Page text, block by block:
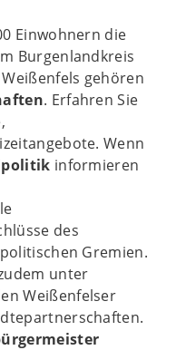
Einwohnern die
Burgenlandkreis
gehören
. Erfahren Sie
Wenn
informieren
des
Gremien.
unter
Weißenfelser